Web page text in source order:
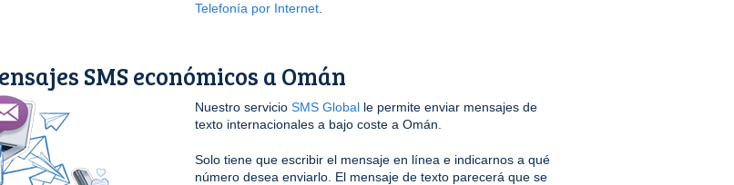
Telefonía por Internet
SMS económicos a Omán
Nuestro servicio SMS Global le permite enviar mensajes de
texto internacionales a bajo coste a Omán.
Solo tiene que escribir el mensaje en línea e indicarnos a qué
número desea enviarlo. El mensaje de texto parecerá que se